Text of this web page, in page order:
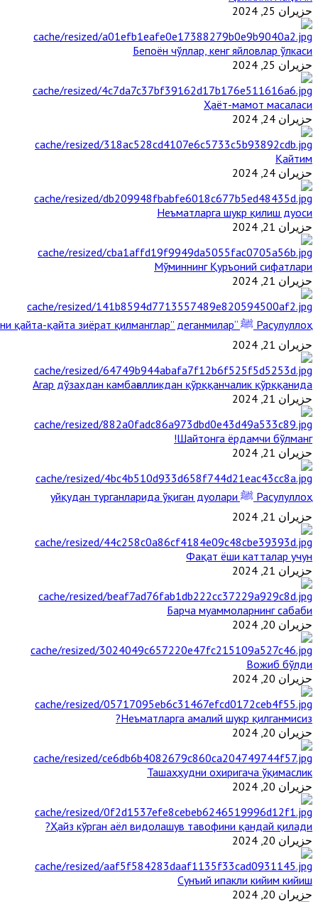
حزيران 25, 2024
Бепоён чўллар, кенг яйловлар ўлкаси
حزيران 25, 2024
Ҳаёт-мамот масаласи
حزيران 24, 2024
Қайтим
حزيران 24, 2024
Неъматларга шукр қилиш дуоси
حزيران 21, 2024
Мўминнинг Қуръоний сифатлари
حزيران 21, 2024
Расулуллоҳ ﷺ “Қабримни қайта-қайта зиёрат қилманглар” деганмилар?
حزيران 21, 2024
Агар дўзахдан камбағалликдан қўрққанчалик қўрққанида
حزيران 21, 2024
Шайтонга ёрдамчи бўлманг!
حزيران 21, 2024
Расулуллоҳ ﷺ уйқудан турганларида ўқиган дуолари
حزيران 21, 2024
Фақат ёши катталар учун
حزيران 21, 2024
Барча муаммоларнинг сабаби
حزيران 20, 2024
Вожиб бўлди
حزيران 20, 2024
Неъматларга амалий шукр қилганмисиз?
حزيران 20, 2024
Ташаҳҳудни охиригача ўқимаслик
حزيران 20, 2024
Ҳайз кўрган аёл видолашув тавофини қандай қилади?
حزيران 20, 2024
Сунъий ипакли кийим кийиш
حزيران 20, 2024